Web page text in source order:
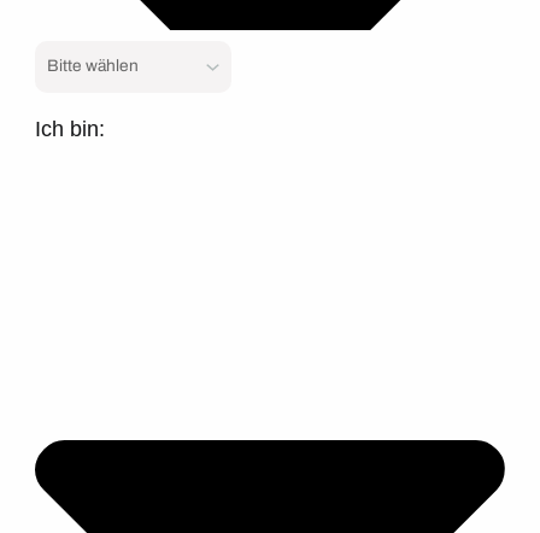
Ich bin: